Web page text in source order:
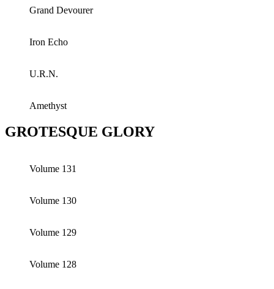
Grand Devourer
Iron Echo
U.R.N.
Amethyst
GROTESQUE GLORY
Volume 131
Volume 130
Volume 129
Volume 128